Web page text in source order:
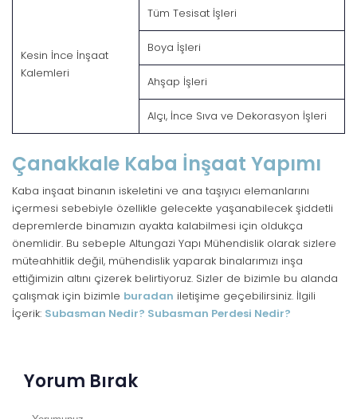
Kesin İnce İnşaat
Kalemleri
Tüm Tesisat İşleri
Boya İşleri
Ahşap İşleri
Alçı, İnce Sıva ve Dekorasyon İşleri
Çanakkale Kaba İnşaat Yapımı
Kaba inşaat binanın iskeletini ve ana taşıyıcı elemanlarını
içermesi sebebiyle özellikle gelecekte yaşanabilecek şiddetli
depremlerde binamızın ayakta kalabilmesi için oldukça
önemlidir. Bu sebeple Altungazi Yapı Mühendislik olarak sizlere
müteahhitlik değil, mühendislik yaparak binalarımızı inşa
ettiğimizin altını çizerek belirtiyoruz. Sizler de bizimle bu alanda
çalışmak için bizimle buradan iletişime geçebilirsiniz. İlgili
İçerik: Subasman Nedir? Subasman Perdesi Nedir?
Yorum Bırak